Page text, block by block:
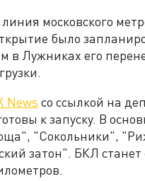
московского
было
в Лужниках его
News со ссылкой на
к запуску. В
"Сокольники",
затон". БКЛ